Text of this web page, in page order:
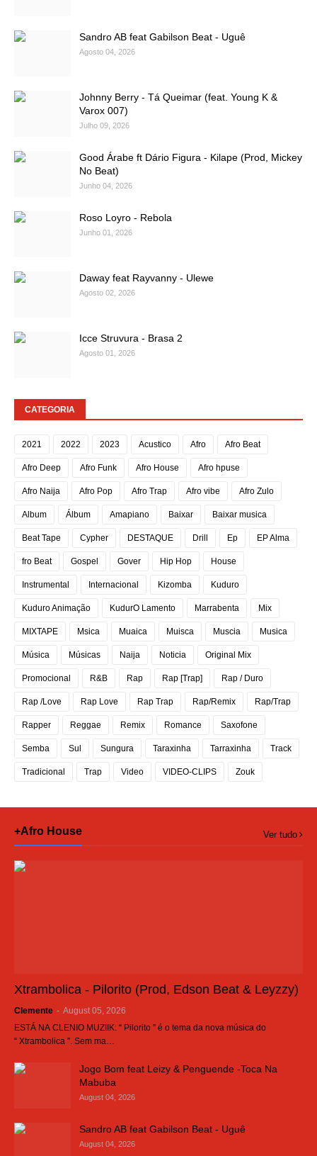
Sandro AB feat Gabilson Beat - Uguê
Agosto 04, 2026
Johnny Berry - Tá Queimar (feat. Young K &
Varox 007)
Julho 09, 2026
Good Árabe ft Dário Figura - Kilape (Prod, Mickey
No Beat)
Junho 04, 2026
Roso Loyro - Rebola
Junho 01, 2026
Daway feat Rayvanny - Ulewe
Agosto 02, 2026
Icce Struvura - Brasa 2
Agosto 01, 2026
CATEGORIA
2021 2022 2023 Acustico Afro Afro Beat
Afro Deep Afro Funk Afro House Afro hpuse
Afro Naija Afro Pop Afro Trap Afro vibe Afro Zulo
Album Álbum Amapiano Baixar Baixar musica
Beat Tape Cypher DESTAQUE Drill Ep EP Alma
fro Beat Gospel Gover Hip Hop House
Instrumental Internacional Kizomba Kuduro
Kuduro Animação KudurO Lamento Marrabenta Mix
MIXTAPE Msica Muaica Muisca Muscia Musica
Música Músicas Naija Noticia Original Mix
Promocional R&B Rap Rap [Trap] Rap / Duro
Rap /Love Rap Love Rap Trap Rap/Remix Rap/Trap
Rapper Reggae Remix Romance Saxofone
Semba Sul Sungura Taraxinha Tarraxinha Track
Tradicional Trap Video VIDEO-CLIPS Zouk
+Afro House Ver tudo
Xtrambolica - Pilorito (Prod, Edson Beat & Leyzzy)
Clemente - August 05, 2026
ESTÁ NA CLENIO MUZIIK: “ Pilorito ” é o tema da nova música do
“ Xtrambolica ”. Sem ma…
Jogo Bom feat Leizy & Penguende -Toca Na
Mabuba
August 04, 2026
Sandro AB feat Gabilson Beat - Uguê
August 04, 2026